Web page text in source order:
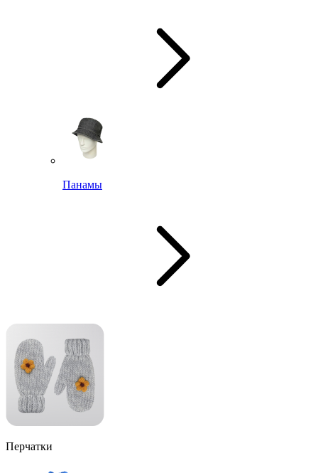
Панамы
Перчатки